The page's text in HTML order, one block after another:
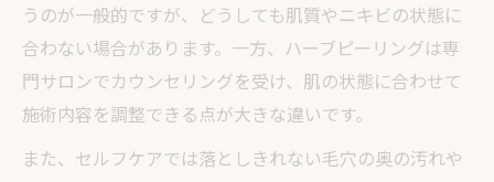
うのが一般的ですが、どうしても肌質やニキビの状態に
合わない場合があります。一方、ハーブピーリングは専
門サロンでカウンセリングを受け、肌の状態に合わせて
施術内容を調整できる点が大きな違いです。
また、セルフケアでは落としきれない毛穴の奥の汚れや